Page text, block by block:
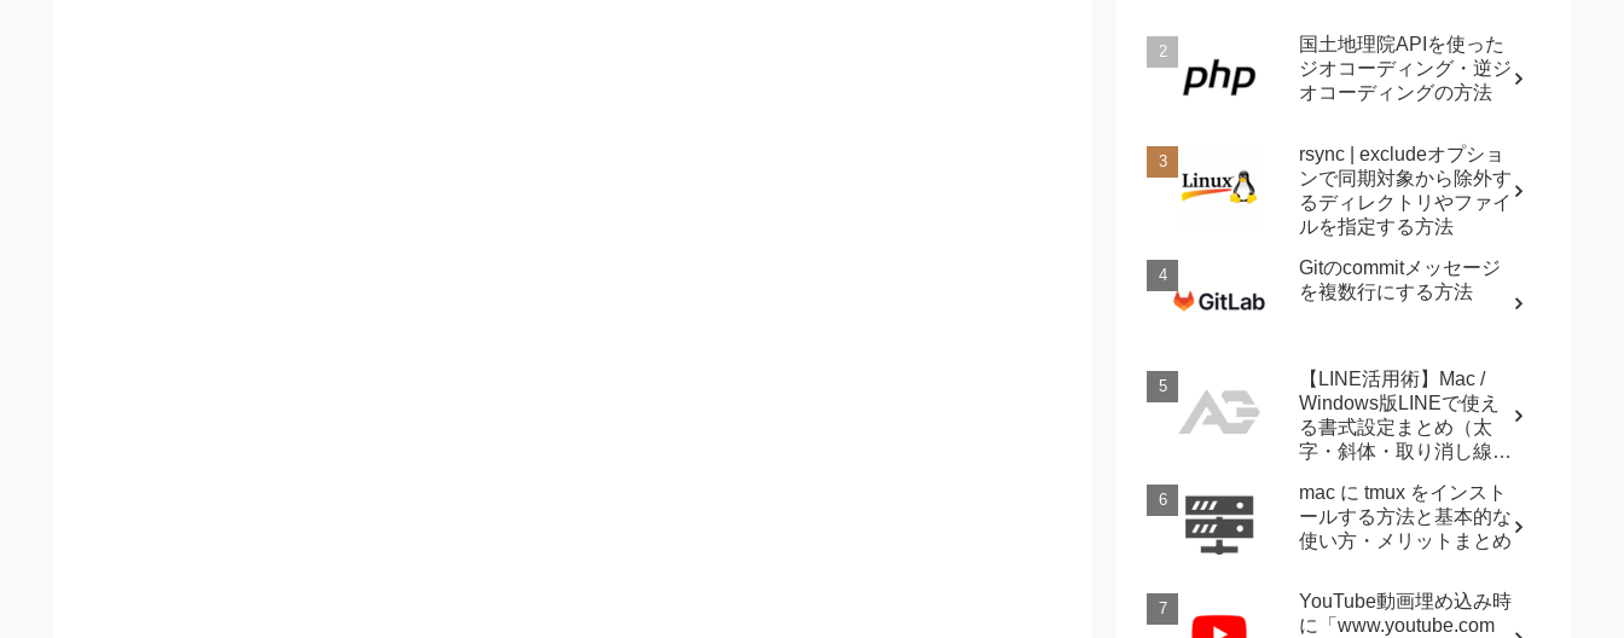
国土地理院APIを使った
ジオコーディング・逆ジ
オコーディングの方法
rsync | excludeオプショ
ンで同期対象から除外す
るディレクトリやファイ
ルを指定する方法
Gitのcommitメッセージ
を複数行にする方法
【LINE活用術】Mac /
Windows版LINEで使え
る書式設定まとめ（太
字・斜体・取り消し線・
mac に tmux をインスト
ールする方法と基本的な
使い方・メリットまとめ
YouTube動画埋め込み時
に「www.youtube.com